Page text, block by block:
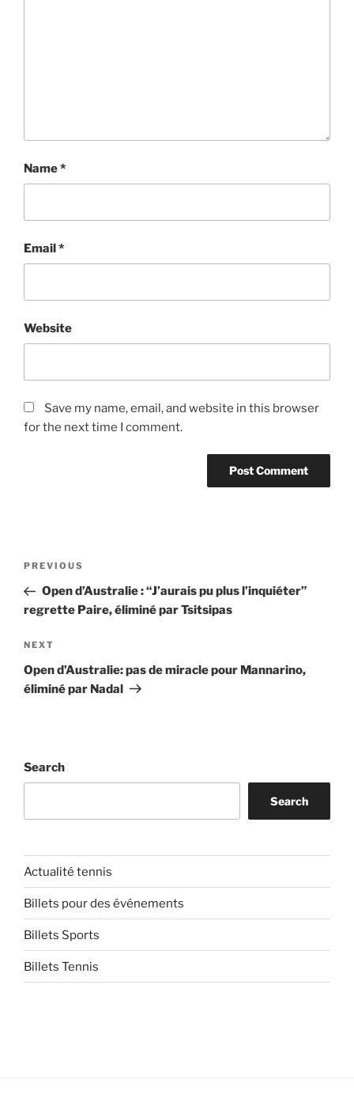
Name*
Email*
Website
Save my name, email, and website in this browser
for the next time I comment.
Previous
Post
PREVIOUS
Open d’Australie : “J’aurais pu plus l’inquiéter”
regrette Paire, éliminé par Tsitsipas
Next
Post
NEXT
Open d’Australie: pas de miracle pour Mannarino,
éliminé par Nadal
Search
Search
Actualité tennis
Billets pour des événements
Billets Sports
Billets Tennis